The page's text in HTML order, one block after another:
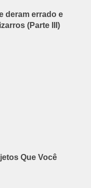
deram errado e
(Parte III)
Que Você